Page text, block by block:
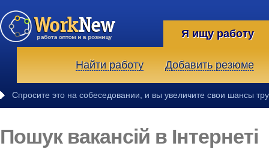
Я ищу работу
Найти работу Добавить резюме
Спросите это на собеседовании, и вы увеличите свои шансы
Пошук вакансій в Інтернеті